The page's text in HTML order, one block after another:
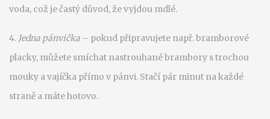
voda, což je častý důvod, že vyjdou mdlé.
4. Jedna pánvička – pokud připravujete např. bramborové
placky, můžete smíchat nastrouhané brambory s trochou
mouky a vajíčka přímo v pánvi. Stačí pár minut na každé
straně a máte hotovo.